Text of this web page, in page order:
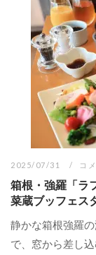
2025/07/31 コ
箱根・強羅「ラ
菜蔵ブッフェス
静かな箱根強羅
で、窓から差し